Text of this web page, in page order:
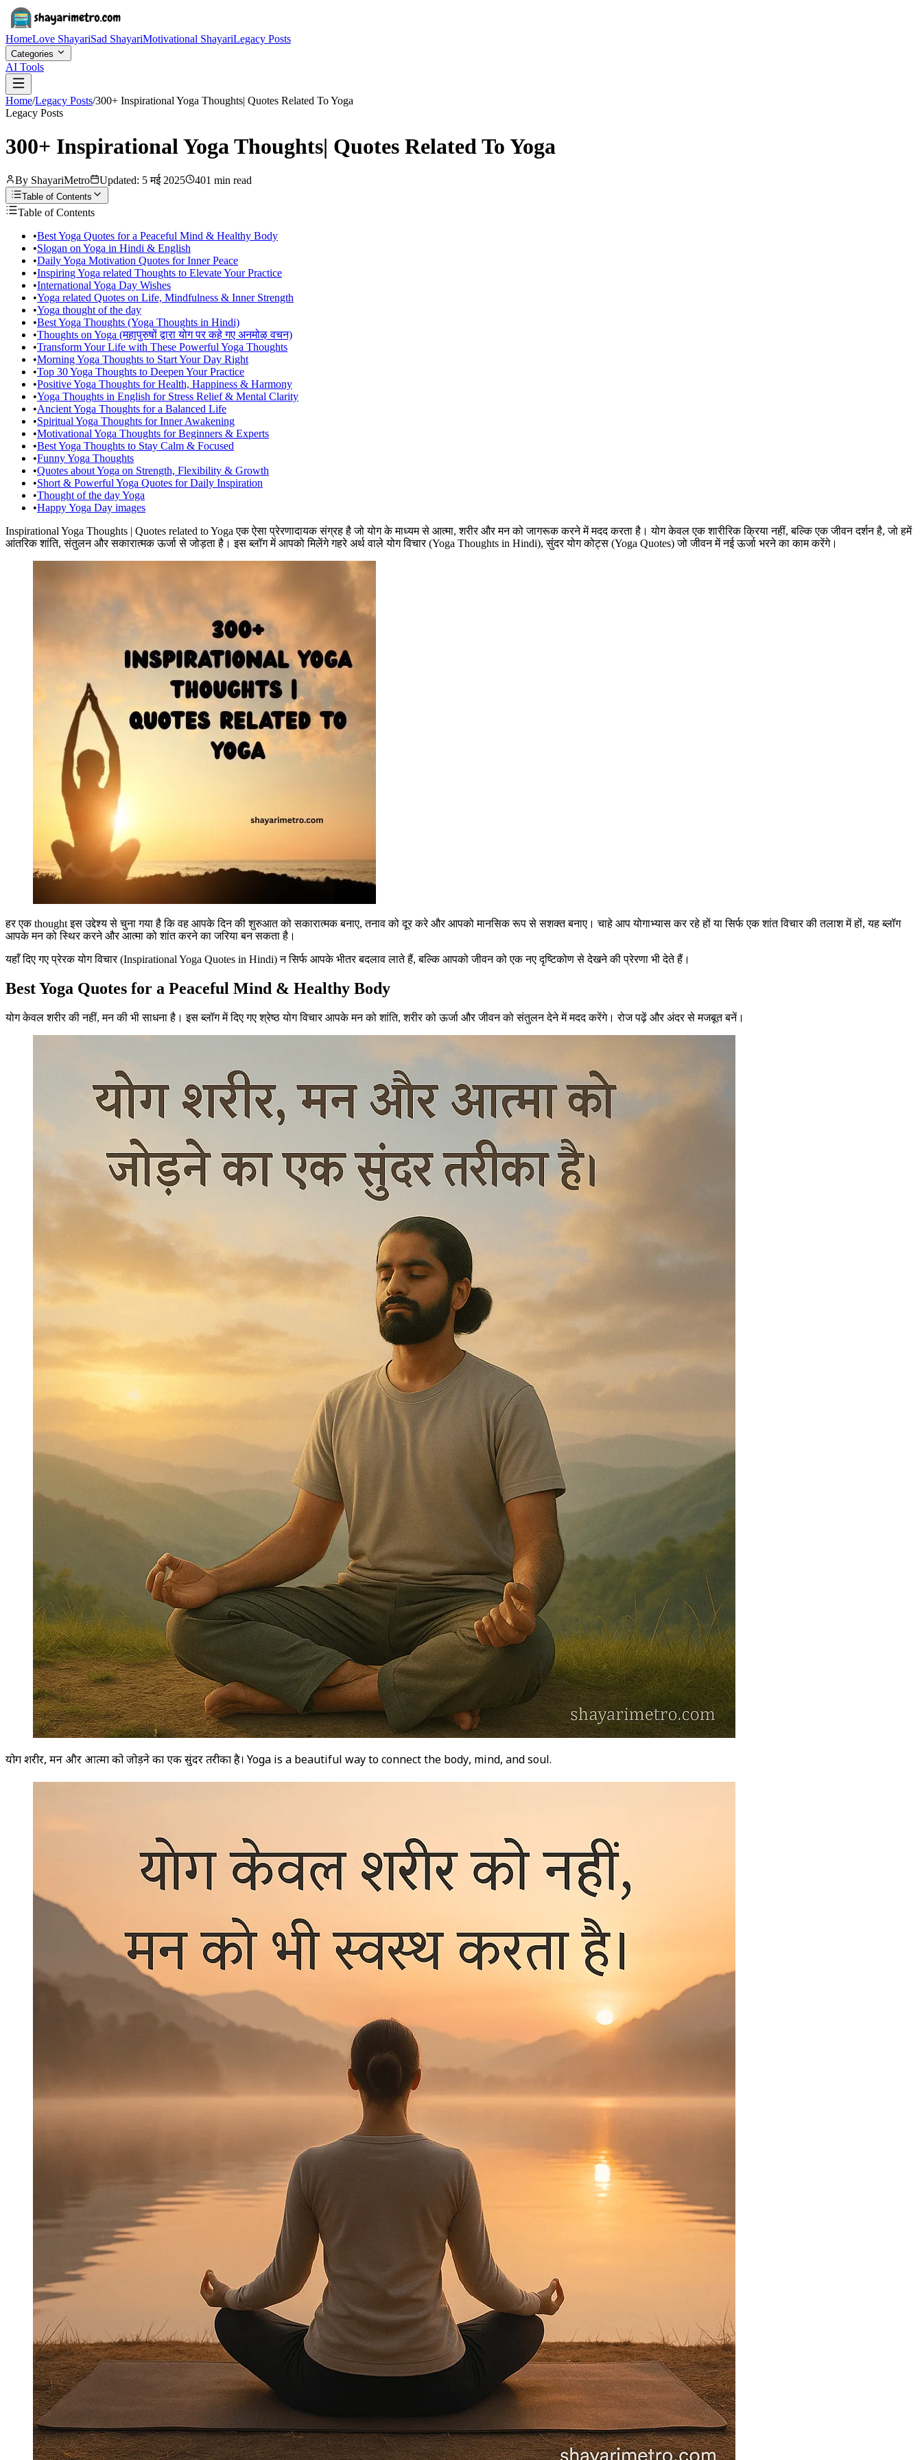
HomeLove ShayariSad ShayariMotivational ShayariLegacy Posts
Categories
AI Tools
Home/Legacy Posts/300+ Inspirational Yoga Thoughts| Quotes Related To Yoga
Legacy Posts
300+ Inspirational Yoga Thoughts| Quotes Related To Yoga
By ShayariMetro Updated: 5 मई 2025 401 min read
Table of Contents
Table of Contents
•Best Yoga Quotes for a Peaceful Mind & Healthy Body
•Slogan on Yoga in Hindi & English
•Daily Yoga Motivation Quotes for Inner Peace
•Inspiring Yoga related Thoughts to Elevate Your Practice
•International Yoga Day Wishes
•Yoga related Quotes on Life, Mindfulness & Inner Strength
•Yoga thought of the day
•Best Yoga Thoughts (Yoga Thoughts in Hindi)
•Thoughts on Yoga (महापुरुषों द्वारा योग पर कहे गए अनमोऴ वचन)
•Transform Your Life with These Powerful Yoga Thoughts
•Morning Yoga Thoughts to Start Your Day Right
•Top 30 Yoga Thoughts to Deepen Your Practice
•Positive Yoga Thoughts for Health, Happiness & Harmony
•Yoga Thoughts in English for Stress Relief & Mental Clarity
•Ancient Yoga Thoughts for a Balanced Life
•Spiritual Yoga Thoughts for Inner Awakening
•Motivational Yoga Thoughts for Beginners & Experts
•Best Yoga Thoughts to Stay Calm & Focused
•Funny Yoga Thoughts
•Quotes about Yoga on Strength, Flexibility & Growth
•Short & Powerful Yoga Quotes for Daily Inspiration
•Thought of the day Yoga
•Happy Yoga Day images
Inspirational Yoga Thoughts | Quotes related to Yoga एक ऐसा प्रेरणादायक संग्रह है जो योग के माध्यम से आत्मा, शरीर और मन को जागरूक करने में मदद करता है। योग केवल एक शारीरिक क्रिया नहीं, बल्कि एक जीवन दर्शन है, जो हमें
आंतरिक शांति, संतुलन और सकारात्मक ऊर्जा से जोड़ता है। इस ब्लॉग में आपको मिलेंगे गहरे अर्थ वाले योग विचार (Yoga Thoughts in Hindi), सुंदर योग कोट्स (Yoga Quotes) जो जीवन में नई ऊर्जा भरने का काम करेंगे।
हर एक thought इस उद्देश्य से चुना गया है कि वह आपके दिन की शुरुआत को सकारात्मक बनाए, तनाव को दूर करे और आपको मानसिक रूप से सशक्त बनाए। चाहे आप योगाभ्यास कर रहे हों या सिर्फ एक शांत विचार की तलाश में हों, यह ब्लॉग
आपके मन को स्थिर करने और आत्मा को शांत करने का जरिया बन सकता है।
यहाँ दिए गए प्रेरक योग विचार (Inspirational Yoga Quotes in Hindi) न सिर्फ आपके भीतर बदलाव लाते हैं, बल्कि आपको जीवन को एक नए दृष्टिकोण से देखने की प्रेरणा भी देते हैं।
Best Yoga Quotes for a Peaceful Mind & Healthy Body
योग केवल शरीर की नहीं, मन की भी साधना है। इस ब्लॉग में दिए गए श्रेष्ठ योग विचार आपके मन को शांति, शरीर को ऊर्जा और जीवन को संतुलन देने में मदद करेंगे। रोज पढ़ें और अंदर से मजबूत बनें।
योग शरीर, मन और आत्मा को जोड़ने का एक सुंदर तरीका है। Yoga is a beautiful way to connect the body, mind, and soul.